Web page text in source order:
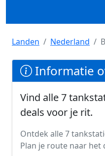
Landen Nederland
Informatie
Vind alle 7
deals voor je rit.
Ontdek alle 7
Plan je route naar